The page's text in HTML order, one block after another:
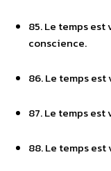
85. Le temps
conscience.
86. Le temps est
87. Le temps est
88. Le temps